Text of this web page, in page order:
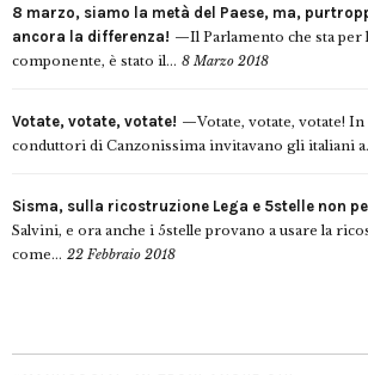
8 marzo, siamo la metà del Paese, ma,
ancora la differenza!
Il Parlamento che sta per
componente, è stato il... 8 Marzo 2018
Votate, votate, votate!
Votate, votate, votate!
conduttori di Canzonissima invitavano gli italiani
Sisma, sulla ricostruzione Lega e 5stelle non
Salvini, e ora anche i 5stelle provano a usare la
come... 22 Febbraio 2018